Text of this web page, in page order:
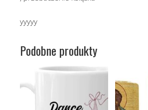
yyyyy
Podobne produkty